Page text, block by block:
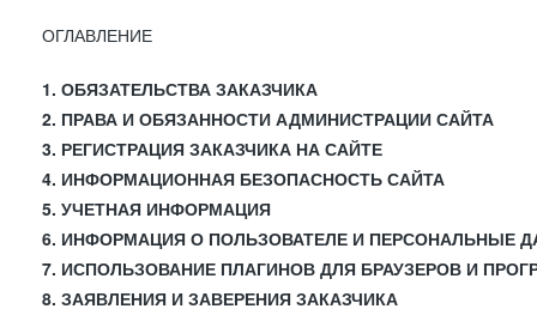
ОГЛАВЛЕНИЕ
1. ОБЯЗАТЕЛЬСТВА ЗАКАЗЧИКА
2. ПРАВА И ОБЯЗАННОСТИ АДМИНИСТРАЦИИ САЙТА
3. РЕГИСТРАЦИЯ ЗАКАЗЧИКА НА САЙТЕ
4. ИНФОРМАЦИОННАЯ БЕЗОПАСНОСТЬ САЙТА
5. УЧЕТНАЯ ИНФОРМАЦИЯ
6. ИНФОРМАЦИЯ О ПОЛЬЗОВАТЕЛЕ И ПЕРСОНАЛЬНЫЕ
7. ИСПОЛЬЗОВАНИЕ ПЛАГИНОВ ДЛЯ БРАУЗЕРОВ И
8. ЗАЯВЛЕНИЯ И ЗАВЕРЕНИЯ ЗАКАЗЧИКА